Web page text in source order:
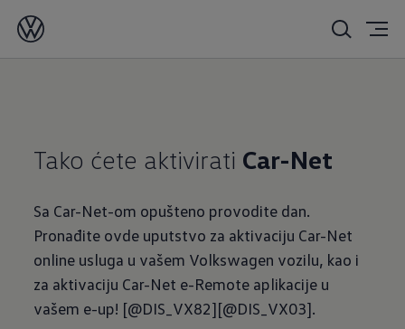
Tako ćete aktivirati Car-Net
Sa Car-Net-om opušteno provodite dan.
Pronađite ovde uputstvo za aktivaciju Car-Net
online usluga u vašem Volkswagen vozilu, kao i
za aktivaciju Car-Net e-Remote aplikacije u
vašem e-up! [@DIS_VX82][@DIS_VX03].